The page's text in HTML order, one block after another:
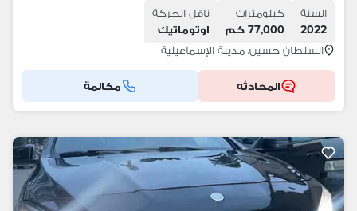
السنة
2022
كيلومترات
77,000 كم
ناقل الحركة
اوتوماتيك
السلطان حسين، مدينة الإسماعيلية
المحادثه مكالمة